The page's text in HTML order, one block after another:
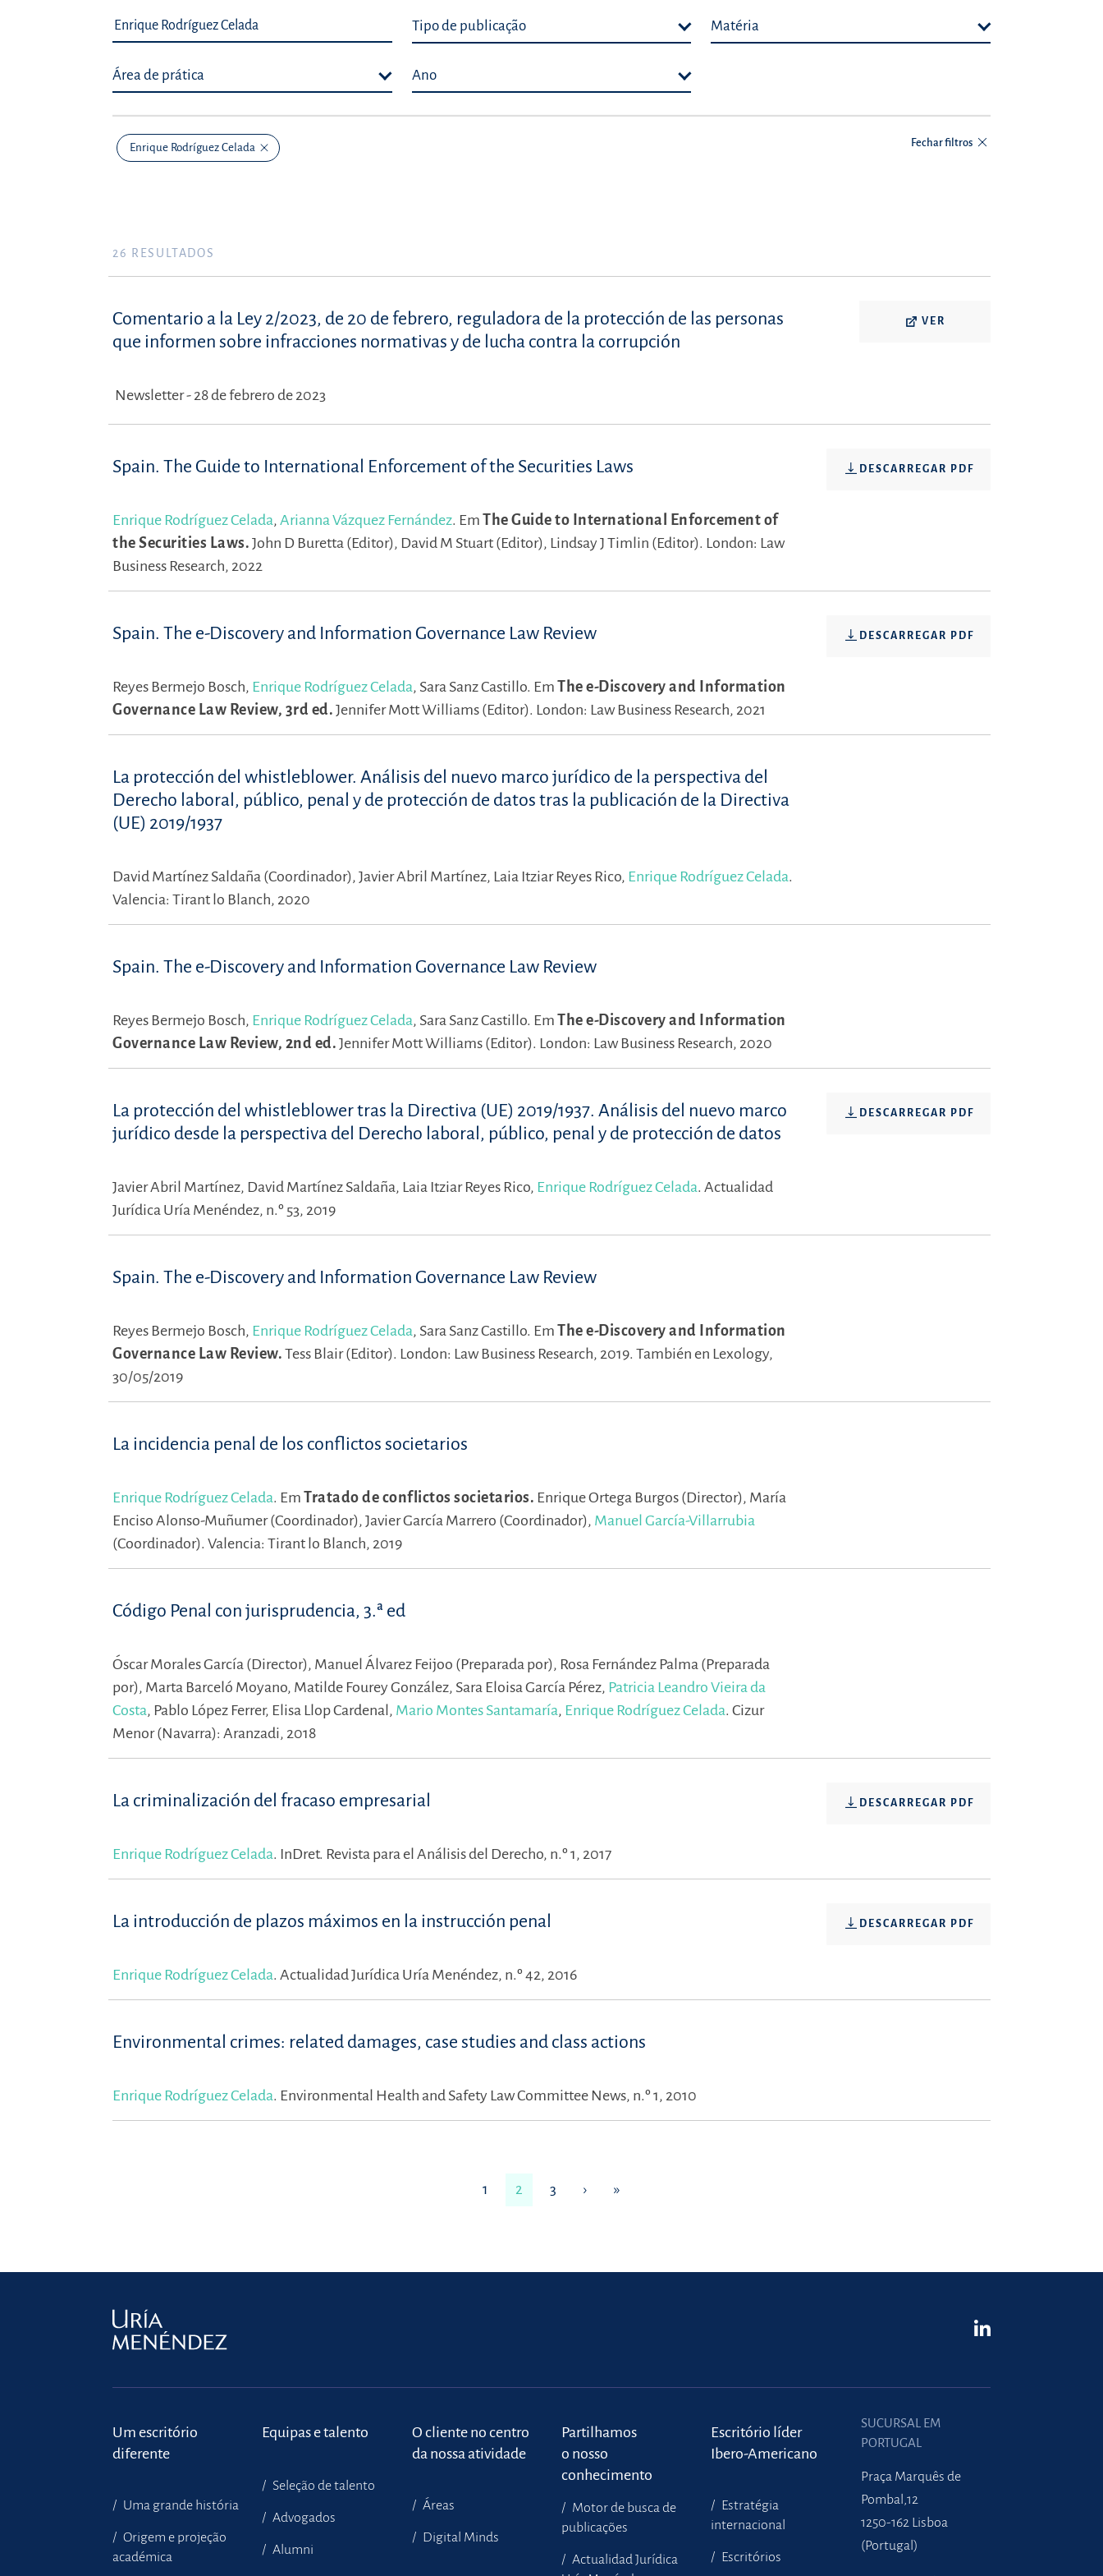
Tipo de publicação Matéria
Área de prática Ano
Enrique Rodríguez Celada Fechar filtros
26 RESULTADOS
Comentario a la Ley 2/2023, de 20 de febrero, reguladora de la protección de las personas
que informen sobre infracciones normativas y de lucha contra la corrupción
VER
Newsletter - 28 de febrero de 2023
Spain. The Guide to International Enforcement of the Securities Laws DESCARREGAR PDF
Enrique Rodríguez Celada, Arianna Vázquez Fernández. Em The Guide to International Enforcement of
the Securities Laws. John D Buretta (Editor), David M Stuart (Editor), Lindsay J Timlin (Editor). London: Law
Business Research, 2022
Spain. The e-Discovery and Information Governance Law Review DESCARREGAR PDF
Reyes Bermejo Bosch, Enrique Rodríguez Celada, Sara Sanz Castillo. Em The e-Discovery and Information
Governance Law Review, 3rd ed. Jennifer Mott Williams (Editor). London: Law Business Research, 2021
La protección del whistleblower. Análisis del nuevo marco jurídico de la perspectiva del
Derecho laboral, público, penal y de protección de datos tras la publicación de la Directiva
(UE) 2019/1937
David Martínez Saldaña (Coordinador), Javier Abril Martínez, Laia Itziar Reyes Rico, Enrique Rodríguez Celada.
Valencia: Tirant lo Blanch, 2020
Spain. The e-Discovery and Information Governance Law Review
Reyes Bermejo Bosch, Enrique Rodríguez Celada, Sara Sanz Castillo. Em The e-Discovery and Information
Governance Law Review, 2nd ed. Jennifer Mott Williams (Editor). London: Law Business Research, 2020
La protección del whistleblower tras la Directiva (UE) 2019/1937. Análisis del nuevo marco
jurídico desde la perspectiva del Derecho laboral, público, penal y de protección de datos
DESCARREGAR PDF
Javier Abril Martínez, David Martínez Saldaña, Laia Itziar Reyes Rico, Enrique Rodríguez Celada. Actualidad
Jurídica Uría Menéndez, n.º 53, 2019
Spain. The e-Discovery and Information Governance Law Review
Reyes Bermejo Bosch, Enrique Rodríguez Celada, Sara Sanz Castillo. Em The e-Discovery and Information
Governance Law Review. Tess Blair (Editor). London: Law Business Research, 2019. También en Lexology,
30/05/2019
La incidencia penal de los conflictos societarios
Enrique Rodríguez Celada. Em Tratado de conflictos societarios. Enrique Ortega Burgos (Director), María
Enciso Alonso-Muñumer (Coordinador), Javier García Marrero (Coordinador), Manuel García-Villarrubia
(Coordinador). Valencia: Tirant lo Blanch, 2019
Código Penal con jurisprudencia, 3.ª ed
Óscar Morales García (Director), Manuel Álvarez Feijoo (Preparada por), Rosa Fernández Palma (Preparada
por), Marta Barceló Moyano, Matilde Fourey González, Sara Eloisa García Pérez, Patricia Leandro Vieira da
Costa, Pablo López Ferrer, Elisa Llop Cardenal, Mario Montes Santamaría, Enrique Rodríguez Celada. Cizur
Menor (Navarra): Aranzadi, 2018
La criminalización del fracaso empresarial DESCARREGAR PDF
Enrique Rodríguez Celada. InDret. Revista para el Análisis del Derecho, n.º 1, 2017
La introducción de plazos máximos en la instrucción penal DESCARREGAR PDF
Enrique Rodríguez Celada. Actualidad Jurídica Uría Menéndez, n.º 42, 2016
Environmental crimes: related damages, case studies and class actions
Enrique Rodríguez Celada. Environmental Health and Safety Law Committee News, n.º 1, 2010
1 2 3 › »
Um escritório
diferente
Uma grande história
Origem e projeção
académica
Equipas e talento
Seleção de talento
Advogados
Alumni
O cliente no centro
da nossa atividade
Áreas
Digital Minds
Partilhamos
o nosso
conhecimento
Motor de busca de
publicações
Actualidad Jurídica
Escritório líder
Ibero-Americano
Estratégia
internacional
Escritórios
SUCURSAL EM
PORTUGAL
Praça Marquês de
Pombal,12
1250-162 Lisboa
(Portugal)